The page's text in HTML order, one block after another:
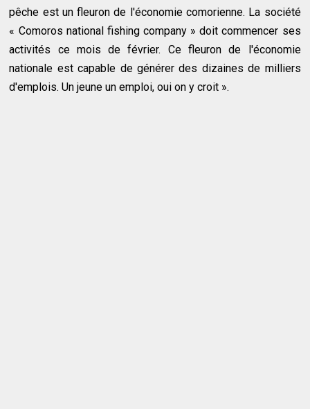
pêche est un fleuron de l'économie comorienne. La société
« Comoros national fishing company » doit commencer ses
activités ce mois de février. Ce fleuron de l'économie
nationale est capable de générer des dizaines de milliers
d'emplois. Un jeune un emploi, oui on y croit ».